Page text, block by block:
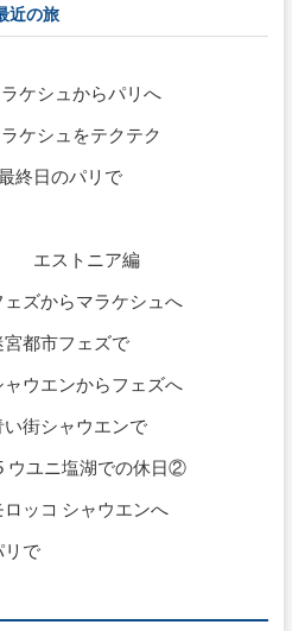
近の旅
ケシュからパリへ
ケシュをテクテク
終日のパリで
エストニア編
ズからマラケシュへ
都市フェズで
ウエンからフェズへ
街シャウエンで
ウユニ塩湖での休日②
ッコ シャウエンへ
リで